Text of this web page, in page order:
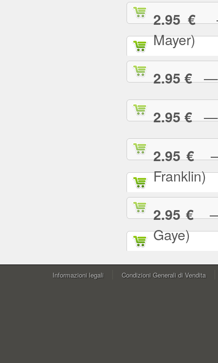
2.95 €—
Mayer)
2.95 €—
2.95 €—
2.95 €—
Franklin)
2.95 €—
Gaye)
Informazioni legali Condizioni Generali di Vendita